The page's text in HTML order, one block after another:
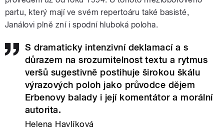
partu, který mají ve svém repertoáru také basisté,
Janálovi plně zní i spodní hluboká poloha.
S dramaticky intenzivní deklamací a s
důrazem na srozumitelnost textu a rytmus
veršů sugestivně postihuje širokou škálu
výrazových poloh jako průvodce dějem
Erbenovy balady i její komentátor a morální
autorita.
Helena Havlíková